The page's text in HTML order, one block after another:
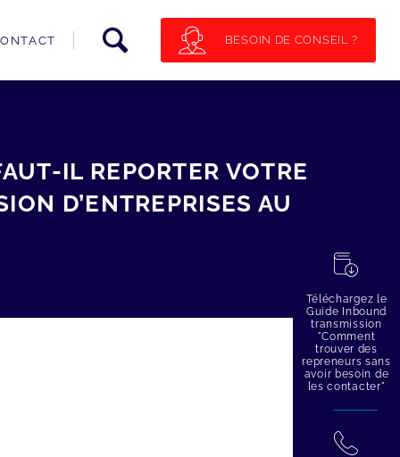
BESOIN DE CONSEIL ?
IL REPORTER VOTRE
D’ENTREPRISES AU
蠟
Téléchargez le
Guide Inbound
transmission
"Comment
trouver des
repreneurs sans
avoir besoin de
les contacter"
拉